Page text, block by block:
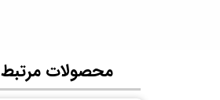
​محصولات مرتبط